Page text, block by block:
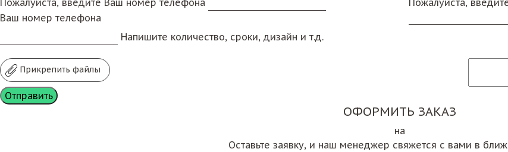
Пожалуйста, введите Ваш номер телефона
Ваш номер телефона
Пожалуйста,
Напишите количество, сроки, дизайн и т.д.
Прикрепить файлы
ОФОРМИТЬ ЗАКАЗ
на
Оставьте заявку, и наш менеджер свяжется с вами в